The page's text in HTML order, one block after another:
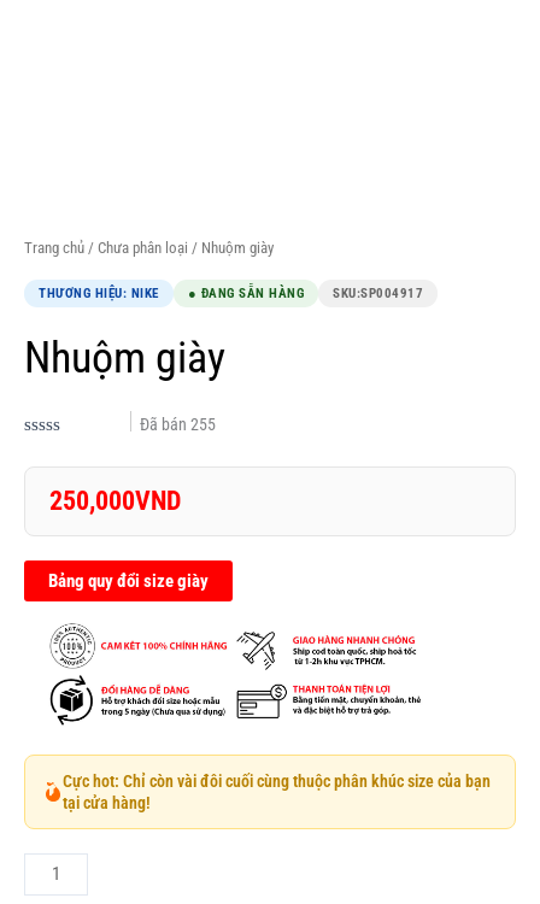
Trang chủ / Chưa phân loại / Nhuộm giày
THƯƠNG HIỆU: NIKE ● ĐANG SẴN HÀNG SKU:SP004917
Nhuộm giày
xếp
sao
Đã bán 255
250,000VND
Bảng quy đổi size giày
Cực hot: Chỉ còn vài đôi cuối cùng thuộc phân khúc size của bạn
tại cửa hàng!